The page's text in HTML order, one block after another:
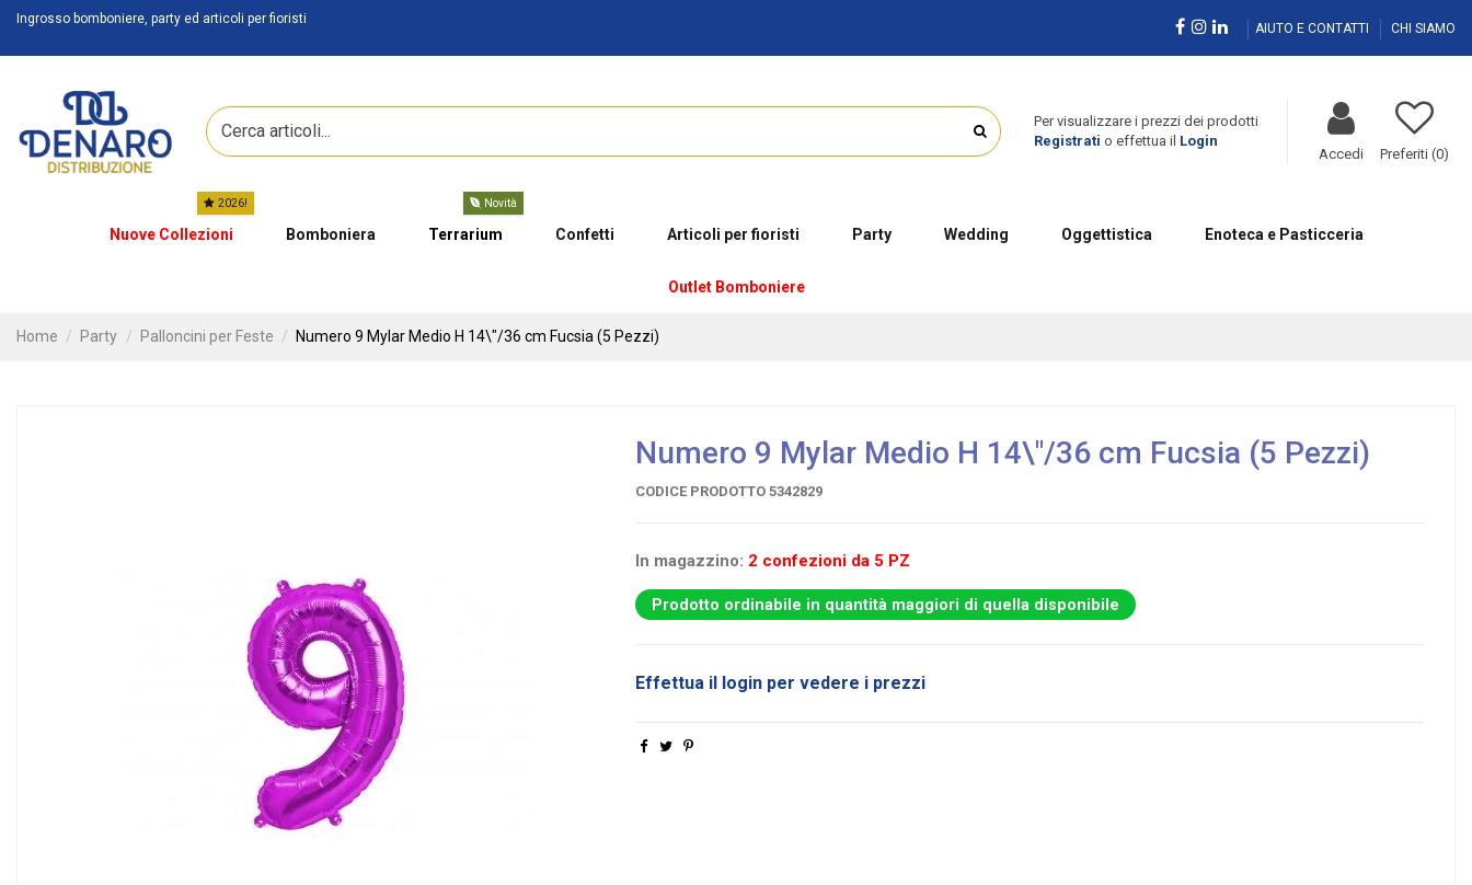
Ingrosso bomboniere, party ed articoli per fioristi
AIUTO E CONTATTI CHI SIAMO
Per visualizzare i prezzi dei prodotti
Registrati o effettua il Login
Accedi Preferiti (0)
Nuove Collezioni
2026!
Bomboniera Terrarium
Novità
Confetti Articoli per fioristi Party Wedding Oggettistica Enoteca e Pasticceria
Outlet Bomboniere
Home Party Palloncini per Feste Numero 9 Mylar Medio H 14\"/36 cm Fucsia (5 Pezzi)
Numero 9 Mylar Medio H 14\"/36 cm Fucsia (5 Pezzi)
CODICE PRODOTTO 5342829
In magazzino: 2 confezioni da 5 PZ
Prodotto ordinabile in quantità maggiori di quella disponibile
Effettua il login per vedere i prezzi